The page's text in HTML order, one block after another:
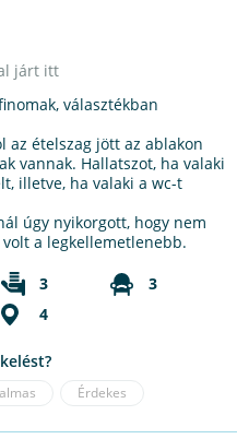
járt itt
választékban
az ételszag jött az ablakon
vannak. Hallatszot, ha valaki
illetve, ha valaki a wc-t
úgy nyikorgott, hogy nem
a legkellemetlenebb.
3
3
4
Érdekes